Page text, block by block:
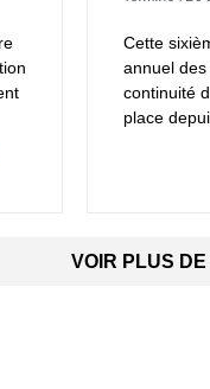
Cette
annuel des
continuité
place
VOIR PLUS